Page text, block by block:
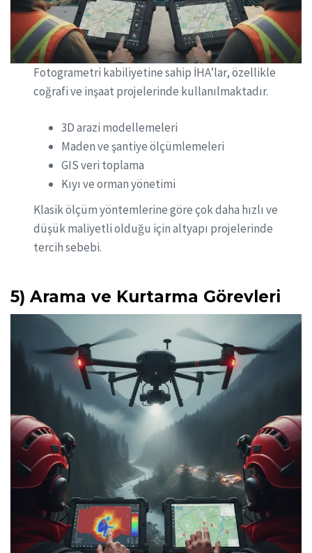
Fotogrametri kabiliyetine sahip İHA’lar, özellikle
coğrafi ve inşaat projelerinde kullanılmaktadır.
3D arazi modellemeleri
Maden ve şantiye ölçümlemeleri
GIS veri toplama
Kıyı ve orman yönetimi
Klasik ölçüm yöntemlerine göre çok daha hızlı ve
düşük maliyetli olduğu için altyapı projelerinde
tercih sebebi.
5) Arama ve Kurtarma Görevleri